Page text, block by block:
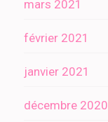
mars 2021
février 2021
janvier 2021
décembre 2020